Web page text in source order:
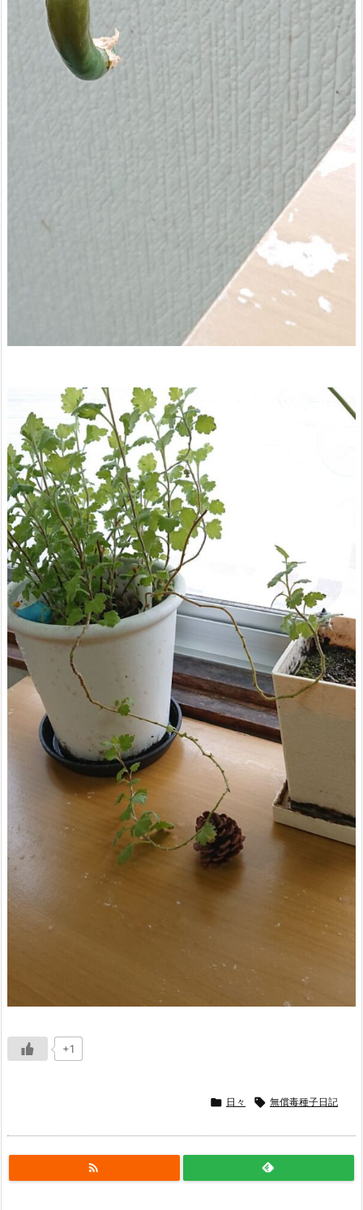
+1
 日々  無償毒種子日記
